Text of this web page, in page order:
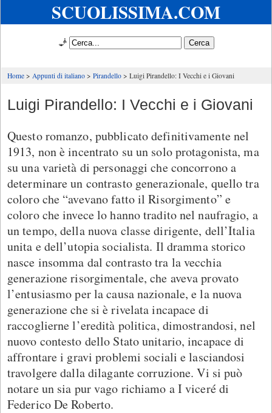
SCUOLISSIMA.COM
🧞
Home Appunti di italiano Pirandello Luigi Pirandello: I Vecchi e i Giovani
Luigi Pirandello: I Vecchi e i Giovani
Questo romanzo, pubblicato definitivamente nel
1913, non è incentrato su un solo protagonista, ma
su una varietà di personaggi che concorrono a
determinare un contrasto generazionale, quello tra
coloro che “avevano fatto il Risorgimento” e
coloro che invece lo hanno tradito nel naufragio, a
un tempo, della nuova classe dirigente, dell’Italia
unita e dell’utopia socialista. Il dramma storico
nasce insomma dal contrasto tra la vecchia
generazione risorgimentale, che aveva provato
l’entusiasmo per la causa nazionale, e la nuova
generazione che si è rivelata incapace di
raccoglierne l’eredità politica, dimostrandosi, nel
nuovo contesto dello Stato unitario, incapace di
affrontare i gravi problemi sociali e lasciandosi
travolgere dalla dilagante corruzione. Vi si può
notare un sia pur vago richiamo a I viceré di
Federico De Roberto.